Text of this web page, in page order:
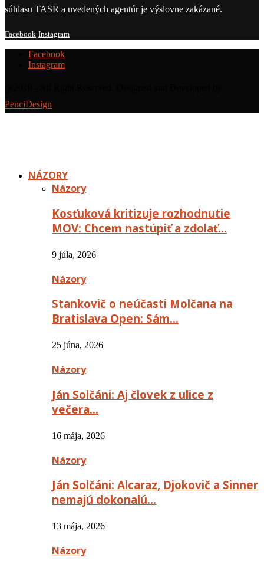
súhlasu TASR a uvedených agentúr je výslovne zakázané.
Facebook Instagram
Facebook
Instagram
PenciDesign
NÁZORY
Názory
Kosťuková kritizuje rozhodnutie
MOV: Chcem nastúpiť a zdolať…
9 júla, 2026
Názory
Stankovič o neúčasti Molčana na
Bratislava Open: Sám…
25 júna, 2026
Názory
Ján Solčáni: Aj človek z ulice z
večera…
16 mája, 2026
Názory
Ján Solčáni: Alcaraz, Djokovič a Sinner
nemajú dokonalú…
13 mája, 2026
Názory